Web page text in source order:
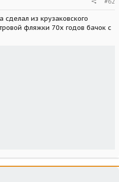
сделал из крузаковского
фляжки 70х годов бачок с